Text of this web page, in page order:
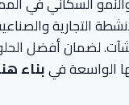
التجارية
لضمان أفضل
الواسعة فيبناء